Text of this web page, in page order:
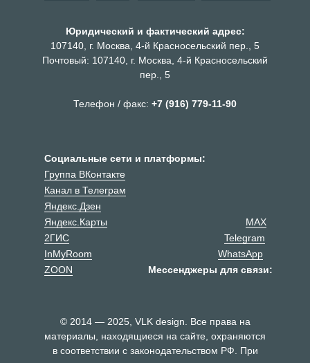
© 2014 — 2025, VLK design. Все права на
материалы, находящиеся на сайте, охраняются
в соответствии с законодательством РФ. При
WhatsApp
Telegram
MAX
Мессенджеры для связи:
Социальные сети и платформы:
InMyRoom
ZOON
Яндекс.Дзен
Яндекс.Карты
Группа ВКонтакте
2ГИС
Канал в Телеграм
Юридический и фактический адрес:
107140, г. Москва, 4-й Красносельский пер., 5
Почтовый: 107140, г. Москва, 4-й Красносельский
пер., 5
Телефон / факс: +7 (916) 779-11-90